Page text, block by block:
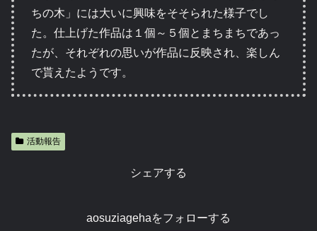
ちの木」には大いに興味をそそられた様子でし
た。仕上げた作品は１個～５個とまちまちであっ
たが、それぞれの思いが作品に反映され、楽しん
で貰えたようです。
活動報告
シェアする
aosuziagehaをフォローする